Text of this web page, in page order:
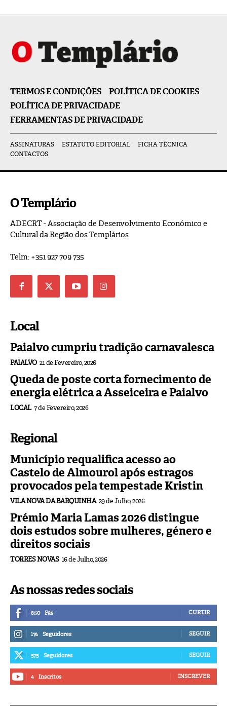
TERMOS E CONDIÇÕES
POLÍTICA DE COOKIES
POLÍTICA DE PRIVACIDADE
FERRAMENTAS DE PRIVACIDADE
ASSINATURAS ESTATUTO EDITORIAL
FICHA TÉCNICA
CONTACTOS
O Templário
ADECRT - Associação de Desenvolvimento Económico e
Cultural da Região dos Templários
Telm: +351 927 709 735
Local
Paialvo cumpriu tradição carnavalesca
PAIALVO 21 de Fevereiro, 2026
Queda de poste corta fornecimento de
energia elétrica a Asseiceira e Paialvo
LOCAL 7 de Fevereiro, 2026
Regional
Município requalifica acesso ao
Castelo de Almourol após estragos
provocados pela tempestade Kristin
VILA NOVA DA BARQUINHA 29 de Julho, 2026
Prémio Maria Lamas 2026 distingue
dois estudos sobre mulheres, género e
direitos sociais
TORRES NOVAS 16 de Julho, 2026
As nossas redes sociais
850 Fãs CURTIR
174 Seguidores SEGUIR
575 Seguidores SEGUIR
4 Inscritos INSCREVER